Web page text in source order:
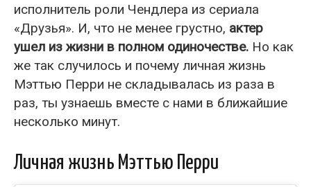
исполнитель роли Чендлера из сериала
«Друзья». И, что не менее грустно, актер
ушел из жизни в полном одиночестве. Но как
же так случилось и почему личная жизнь
Мэттью Перри не складывалась из раза в
раз, ты узнаешь вместе с нами в ближайшие
несколько минут.
Личная жизнь Мэттью Перри